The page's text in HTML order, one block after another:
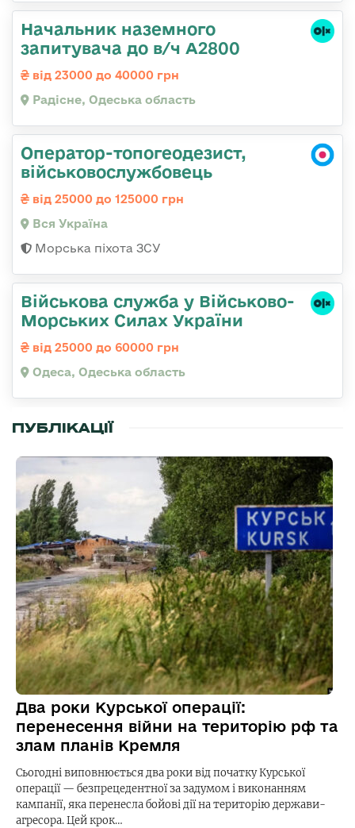
Начальник наземного
запитувача до в/ч А2800
від 23000 до 40000 грн
Радісне, Одеська область
Оператор-топогеодезист,
військовослужбовець
від 25000 до 125000 грн
Вся Україна
Морська піхота ЗСУ
Військова служба у Військово-
Морських Силах України
від 25000 до 60000 грн
Одеса, Одеська область
ПУБЛІКАЦІЇ
Два роки Курської операції:
перенесення війни на територію рф та
злам планів Кремля
Сьогодні виповнюється два роки від початку Курської
операції — безпрецедентної за задумом і виконанням
кампанії, яка перенесла бойові дії на територію держави-
агресора. Цей крок…